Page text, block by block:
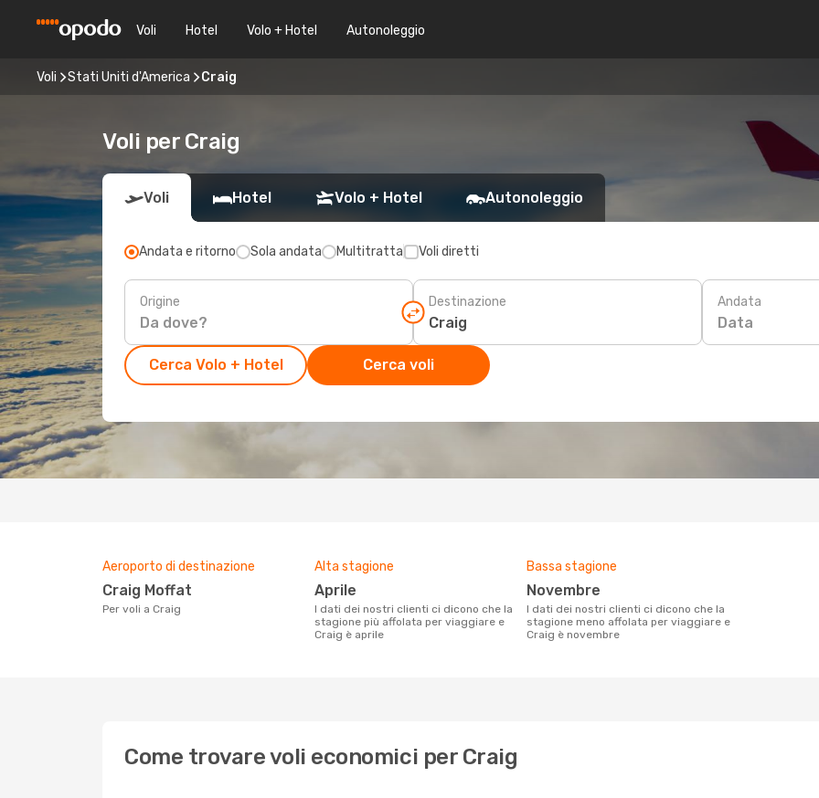
Voli Hotel Volo + Hotel Autonoleggio
Voli Stati Uniti d'America Craig
Voli per Craig
Voli Hotel Volo + Hotel Autonoleggio
Andata e ritorno Sola andata Multitratta Voli diretti
Origine Destinazione Andata
Data
Cerca Volo + Hotel Cerca voli
Aeroporto di destinazione
Craig Moffat
Per voli a Craig
Alta stagione
aprile
I dati dei nostri clienti ci dicono che la
stagione più affolata per viaggiare e
Craig è aprile
Bassa stagione
novembre
I dati dei nostri clienti ci dicono che la
stagione meno affolata per viaggiare e
Craig è novembre
Come trovare voli economici per Craig